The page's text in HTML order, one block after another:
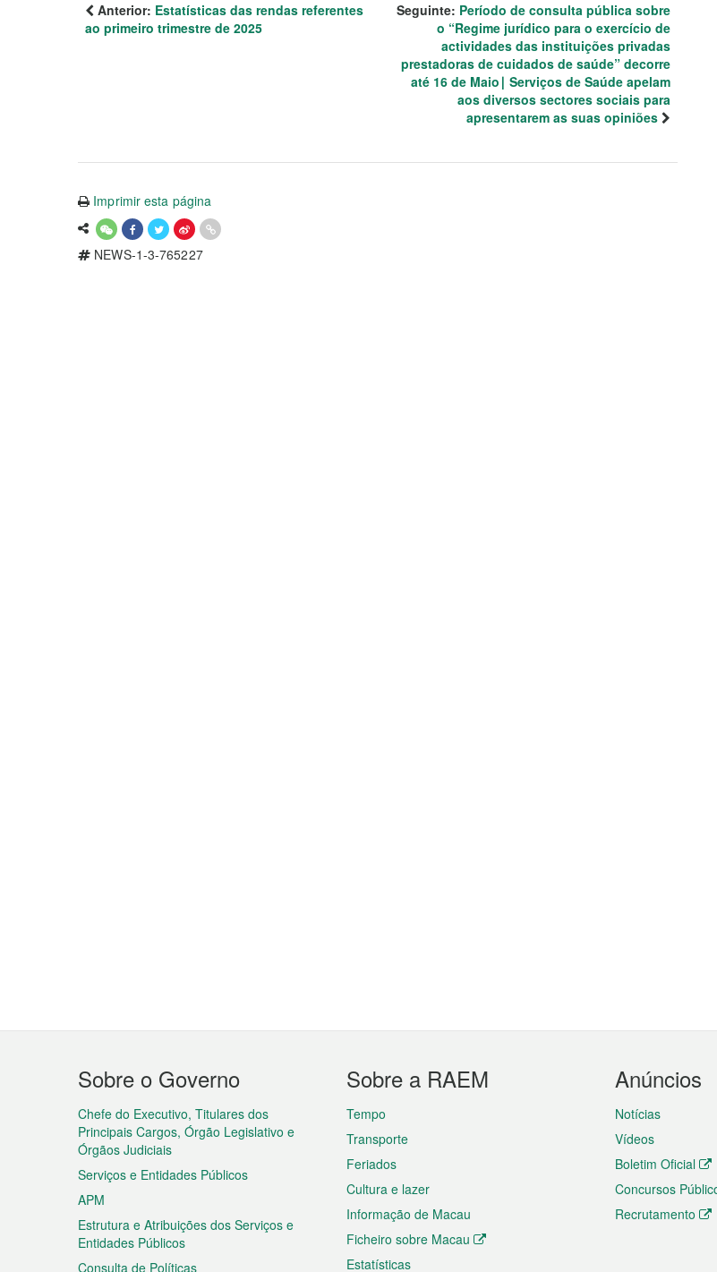
Anterior: Estatísticas das rendas referentes
ao primeiro trimestre de 2025
Seguinte: Período de consulta pública sobre
o “Regime jurídico para o exercício de
actividades das instituições privadas
prestadoras de cuidados de saúde” decorre
até 16 de Maio∣ Serviços de Saúde apelam
aos diversos sectores sociais para
apresentarem as suas opiniões
Imprimir esta página
NEWS-1-3-765227
Menu
do
rodapé
Sobre o Governo
Chefe do Executivo, Titulares dos
Principais Cargos, Órgão Legislativo e
Órgãos Judiciais
Serviços e Entidades Públicos
APM
Estrutura e Atribuições dos Serviços e
Entidades Públicos
Consulta de Políticas
Sobre a RAEM
Tempo
Transporte
Feriados
Cultura e lazer
Informação de Macau
Ficheiro sobre Macau
Estatísticas
Anúncios
Notícias
Vídeos
Boletim Oficial
Concursos
Recrutamento